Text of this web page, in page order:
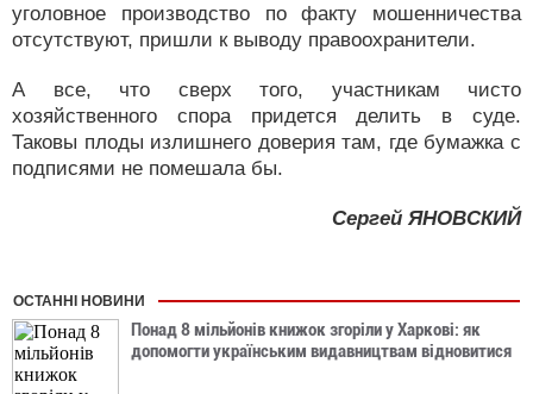
уголовное производство по факту мошенничества
отсутствуют, пришли к выводу правоохранители.
А все, что сверх того, участникам чисто
хозяйственного спора придется делить в суде.
Таковы плоды излишнего доверия там, где бумажка с
подписями не помешала бы.
Сергей ЯНОВСКИЙ
ОСТАННІ НОВИНИ
Понад 8 мільйонів книжок згоріли у Харкові: як
допомогти українським видавництвам відновитися